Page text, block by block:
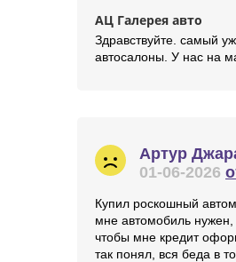
АЦ Галерея авто
Здравствуйте. самый
автосалоны. У нас на
Артур
01-06-2026
Купил роскошный
мне автомобиль
чтобы мне кредит
так понял, вся беда в